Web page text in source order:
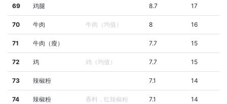
69 鸡腿 8.7 17
70 牛肉 牛肉（均值） 8 16
71 牛肉（瘦） 7.7 15
72 鸡 鸡（均值） 7.7 15
73 辣椒粉 7.1 14
74 辣椒粉
香料，红辣椒粉
7.1 14